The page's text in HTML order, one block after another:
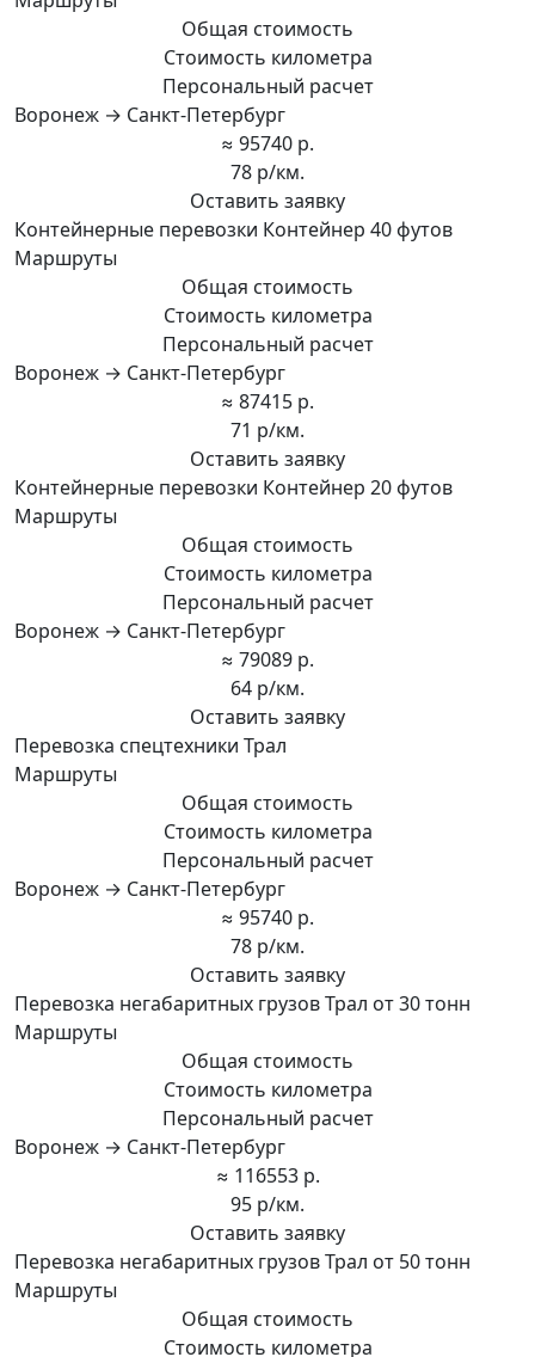
Общая стоимость
Стоимость километра
Персональный расчет
Воронеж → Санкт-Петербург
≈ 95740 р.
78 р/км.
Оставить заявку
Контейнерные перевозки Контейнер 40 футов
Маршруты
Общая стоимость
Стоимость километра
Персональный расчет
Воронеж → Санкт-Петербург
≈ 87415 р.
71 р/км.
Оставить заявку
Контейнерные перевозки Контейнер 20 футов
Маршруты
Общая стоимость
Стоимость километра
Персональный расчет
Воронеж → Санкт-Петербург
≈ 79089 р.
64 р/км.
Оставить заявку
Перевозка спецтехники Трал
Маршруты
Общая стоимость
Стоимость километра
Персональный расчет
Воронеж → Санкт-Петербург
≈ 95740 р.
78 р/км.
Оставить заявку
Перевозка негабаритных грузов Трал от 30 тонн
Маршруты
Общая стоимость
Стоимость километра
Персональный расчет
Воронеж → Санкт-Петербург
≈ 116553 р.
95 р/км.
Оставить заявку
Перевозка негабаритных грузов Трал от 50 тонн
Маршруты
Общая стоимость
Стоимость километра